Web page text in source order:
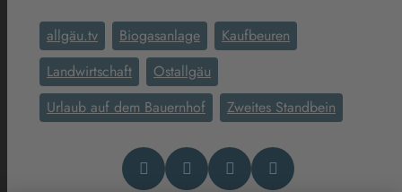
allgäu.tv Biogasanlage
Kaufbeuren
Landwirtschaft
Ostallgäu
Urlaub auf dem Bauernhof
Zweites Standbein